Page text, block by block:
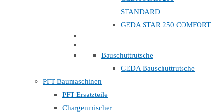
STANDARD
GEDA STAR 250 COMFORT
Bauschuttrutsche
GEDA Bauschuttrutsche
PFT Baumaschinen
PFT Ersatzteile
Chargenmischer